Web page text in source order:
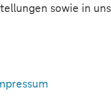
sowie in